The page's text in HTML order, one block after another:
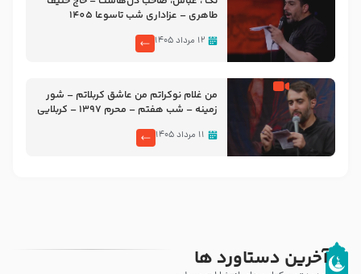
طاهری – عزاداری شب تاسوعا 1405
۱۲ مرداد ۱۴۰۵
من غلام نوکراتم من عاشق کربلاتم – شور
زمینه – شب هفتم – محرم 1397 – کربلایی
۱۱ مرداد ۱۴۰۵
آخرین دستاورد ها